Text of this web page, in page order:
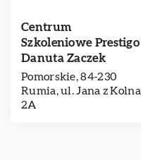
Centrum
Szkoleniowe Prestigo
Danuta Zaczek
Pomorskie, 84-230
Rumia, ul. Jana z Kolna
2A